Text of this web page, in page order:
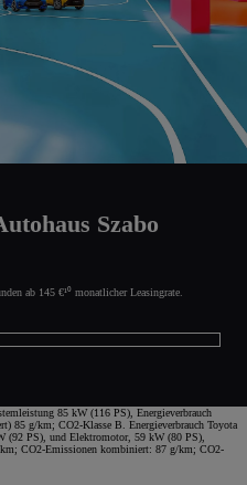
Szabo
ab 145 €¹⁰ monatlicher Leasingrate.
85 kW (116 PS), Energieverbrauch
85 g/km; CO2-Klasse B. Energieverbrauch Toyota
PS), und Elektromotor, 59 kW (80 PS),
CO2-Emissionen kombiniert: 87 g/km; CO2-